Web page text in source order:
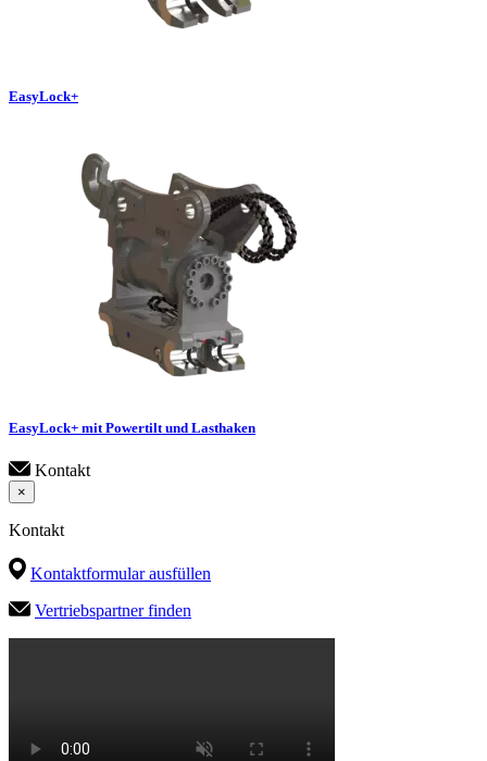
EasyLock+
EasyLock+ mit Powertilt und Lasthaken
Kontakt
×
Kontakt
Kontaktformular ausfüllen
Vertriebspartner finden